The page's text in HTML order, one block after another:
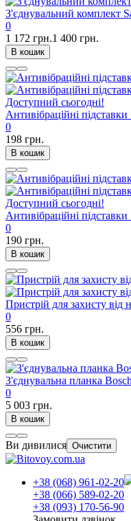
З'єднувальний комплект
0
1 172 грн.1 400 грн.
В кошик
Доступний сьогодні!
Антивібраційні
0
198 грн.
В кошик
Доступний сьогодні!
Антивібраційні
0
190 грн.
В кошик
Пристрій для захисту
0
556 грн.
В кошик
З'єднувальна планка
0
5 003 грн.
В кошик
Ви дивилися Очистити
+38 (068) 961-02-20
+38 (066) 589-02-20
+38 (093) 170-56-90